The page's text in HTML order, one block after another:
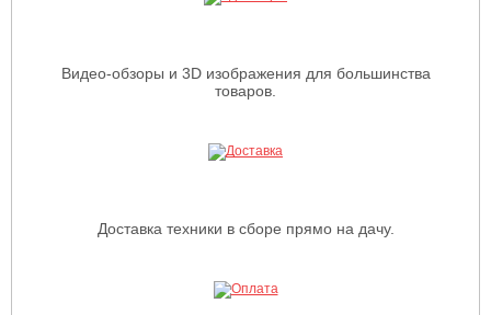
Видео-обзоры и 3D изображения для большинства
товаров.
Доставка техники в сборе прямо на дачу.